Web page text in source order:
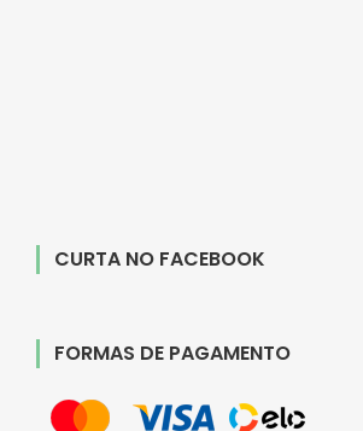
CURTA NO FACEBOOK
FORMAS DE PAGAMENTO